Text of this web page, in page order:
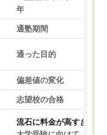
年
通塾期間
通った目的
偏差値の変化
志望校の合格
流石に料金が高すぎる